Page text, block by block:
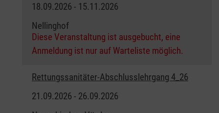
18.09.2026 - 15.11.2026
Nellinghof
Diese Veranstaltung ist ausgebucht, eine
Anmeldung ist nur auf Warteliste möglich.
Rettungssanitäter-Abschlusslehrgang 4_26
21.09.2026 - 26.09.2026